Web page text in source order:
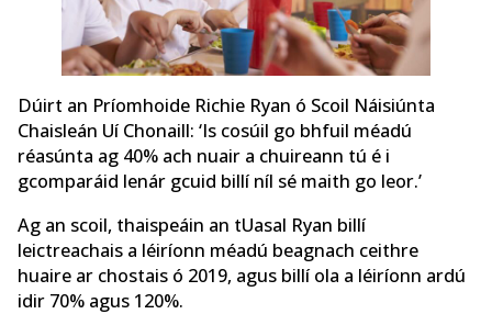
Dúirt an Príomhoide Richie Ryan ó Scoil Náisiúnta
Chaisleán Uí Chonaill: ‘Is cosúil go bhfuil méadú
réasúnta ag 40% ach nuair a chuireann tú é i
gcomparáid lenár gcuid billí níl sé maith go leor.’
Ag an scoil, thaispeáin an tUasal Ryan billí
leictreachais a léiríonn méadú beagnach ceithre
huaire ar chostais ó 2019, agus billí ola a léiríonn ardú
idir 70% agus 120%.